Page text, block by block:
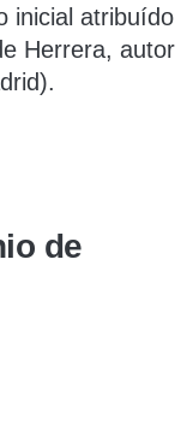
inicial atribuído
Herrera, autor
de